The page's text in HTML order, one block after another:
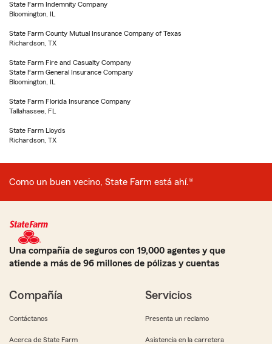
State Farm Indemnity Company
Bloomington, IL
State Farm County Mutual Insurance Company of Texas
Richardson, TX
State Farm Fire and Casualty Company
State Farm General Insurance Company
Bloomington, IL
State Farm Florida Insurance Company
Tallahassee, FL
State Farm Lloyds
Richardson, TX
Como un buen vecino, State Farm está ahí.®
Una compañía de seguros con 19,000 agentes y que
atiende a más de 96 millones de pólizas y cuentas
Compañía
Contáctanos
Acerca de State Farm
Servicios
Presenta un reclamo
Asistencia en la carretera